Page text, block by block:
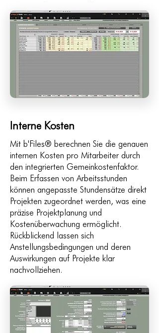
Interne Kosten
Mit b'Files® berechnen Sie die genauen
internen Kosten pro Mitarbeiter durch
den integrierten Gemeinkostenfaktor.
Beim Erfassen von Arbeitsstunden
können angepasste Stundensätze direkt
Projekten zugeordnet werden, was eine
präzise Projektplanung und
Kostenüberwachung ermöglicht.
Rückblickend lassen sich
Anstellungsbedingungen und deren
Auswirkungen auf Projekte klar
nachvollziehen.